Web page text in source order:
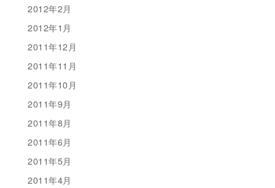
2012年2月
2012年1月
2011年12月
2011年11月
2011年10月
2011年9月
2011年8月
2011年6月
2011年5月
2011年4月